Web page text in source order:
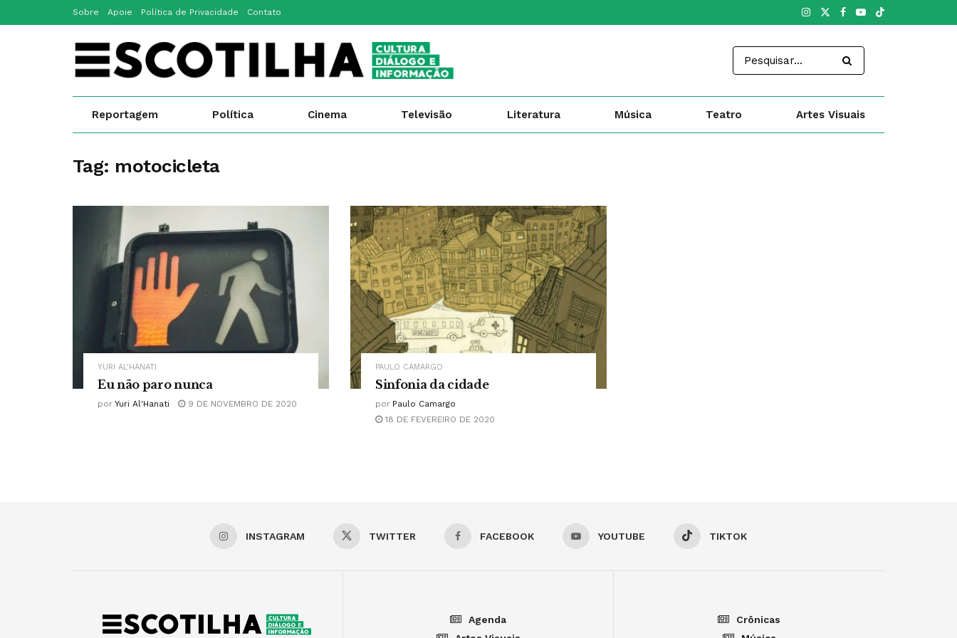
Sobre Apoie Política de Privacidade Contato
Reportagem Política Cinema Televisão Literatura Música Teatro Artes Visuais
Tag: motocicleta
YURI AL'HANATI
Eu não paro nunca
por Yuri Al'Hanati 9 DE NOVEMBRO DE 2020
PAULO CAMARGO
Sinfonia da cidade
por Paulo Camargo
18 DE FEVEREIRO DE 2020
INSTAGRAM TWITTER FACEBOOK YOUTUBE TIKTOK
Agenda
Crônicas